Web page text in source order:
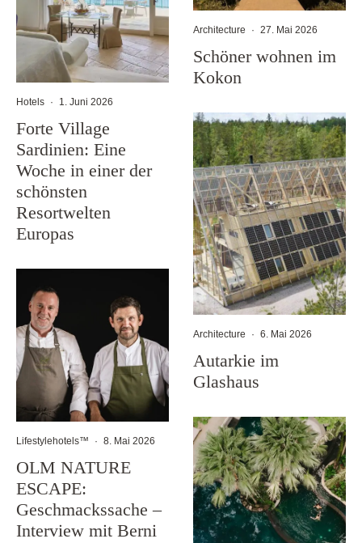
Hotels · 1. Juni 2026
Forte Village
Sardinien: Eine
Woche in einer der
schönsten
Resortwelten
Europas
Lifestylehotels™ · 8. Mai 2026
OLM NATURE
ESCAPE:
Geschmackssache –
Interview mit Berni
Architecture · 27. Mai 2026
Schöner wohnen im
Kokon
Architecture · 6. Mai 2026
Autarkie im
Glashaus